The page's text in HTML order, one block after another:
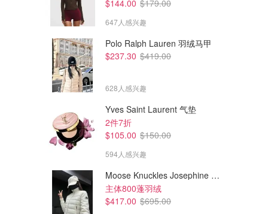
$144.00 $179.00
647人感兴趣
Polo Ralph Lauren 羽绒马甲
$237.30 $419.00
628人感兴趣
Yves Saint Laurent 气垫
2件7折
$105.00 $150.00
594人感兴趣
Moose Knuckles Josephine 拼接夹克
主体800蓬羽绒
$417.00 $695.00